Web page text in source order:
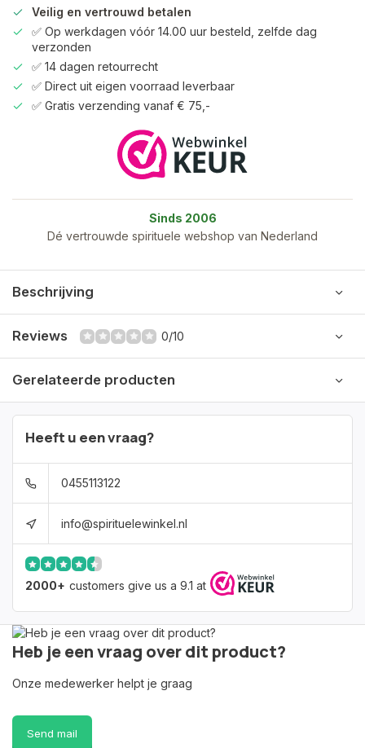
Veilig en vertrouwd betalen
✅ Op werkdagen vóór 14.00 uur besteld, zelfde dag
verzonden
✅ 14 dagen retourrecht
✅ Direct uit eigen voorraad leverbaar
✅ Gratis verzending vanaf € 75,-
Sinds 2006
Dé vertrouwde spirituele webshop van Nederland
Beschrijving
Reviews 0/10
Gerelateerde producten
Heeft u een vraag?
0455113122
info@spirituelewinkel.nl
2000+ customers give us a 9.1 at
Heb je een vraag over dit product?
Onze medewerker helpt je graag
Send mail